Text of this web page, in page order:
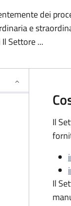
dei
e
Settore ...
Il
Il